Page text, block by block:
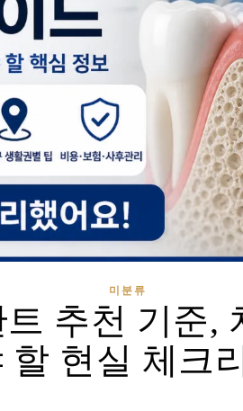
미분류
추천 기준,
할 현실 체크